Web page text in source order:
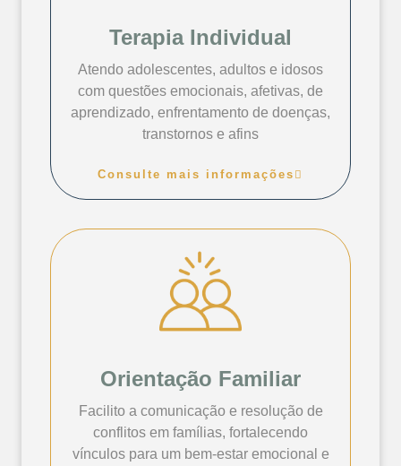
Terapia Individual
Atendo adolescentes, adultos e idosos
com questões emocionais, afetivas, de
aprendizado, enfrentamento de doenças,
transtornos e afins
Consulte mais informações
Orientação Familiar
Facilito a comunicação e resolução de
conflitos em famílias, fortalecendo
vínculos para um bem-estar emocional e